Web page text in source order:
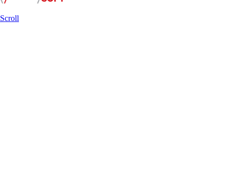
Scroll